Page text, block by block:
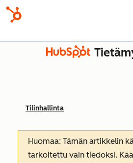
Tilinhallinta
Huomaa: Tämän artikkelin
tarkoitettu vain tiedoksi.